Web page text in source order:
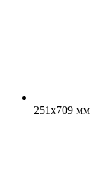
251x709 мм